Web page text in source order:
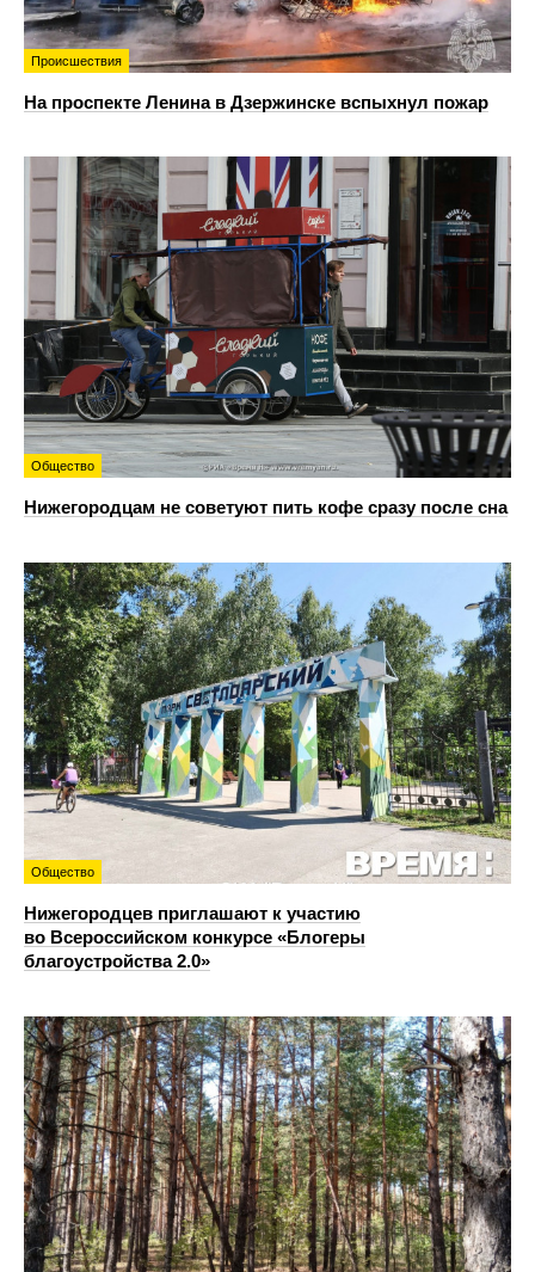
Происшествия
На проспекте Ленина в Дзержинске вспыхнул пожар
Общество
Нижегородцам не советуют пить кофе сразу после сна
Общество
Нижегородцев приглашают к участию
во Всероссийском конкурсе «Блогеры
благоустройства 2.0»